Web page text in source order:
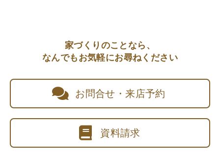
家づくりのことなら、
なんでもお気軽にお尋ねください
お問合せ・来店予約
資料請求